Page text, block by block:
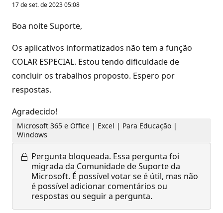
17 de set. de 2023 05:08
Boa noite Suporte,
Os aplicativos informatizados não tem a função
COLAR ESPECIAL. Estou tendo dificuldade de
concluir os trabalhos proposto. Espero por
respostas.
Agradecido!
Microsoft 365 e Office | Excel | Para Educação |
Windows
Pergunta bloqueada. Essa pergunta foi
migrada da Comunidade de Suporte da
Microsoft. É possível votar se é útil, mas não
é possível adicionar comentários ou
respostas ou seguir a pergunta.